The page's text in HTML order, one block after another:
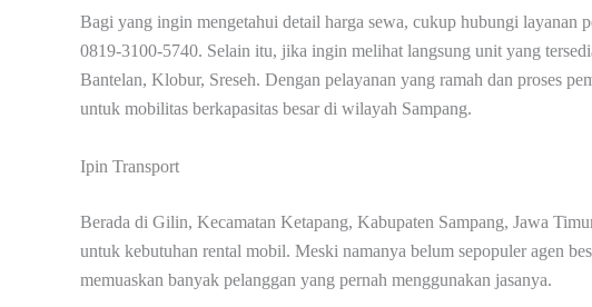
Bagi yang ingin mengetahui detail harga sewa, cukup hubungi layanan
0819-3100-5740. Selain itu, jika ingin melihat langsung unit yang
Bantelan, Klobur, Sreseh. Dengan pelayanan yang ramah dan proses
untuk mobilitas berkapasitas besar di wilayah Sampang.
Ipin Transport
Berada di Gilin, Kecamatan Ketapang, Kabupaten Sampang, Jawa
untuk kebutuhan rental mobil. Meski namanya belum sepopuler agen
memuaskan banyak pelanggan yang pernah menggunakan jasanya.